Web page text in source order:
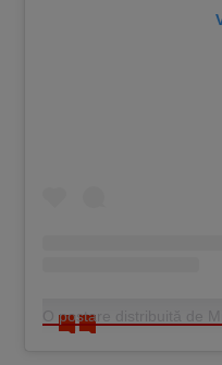
O postare distribuită de